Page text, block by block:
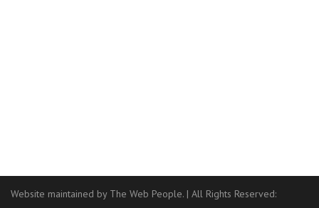
Website maintained by The Web People. | All Rights Reserved: